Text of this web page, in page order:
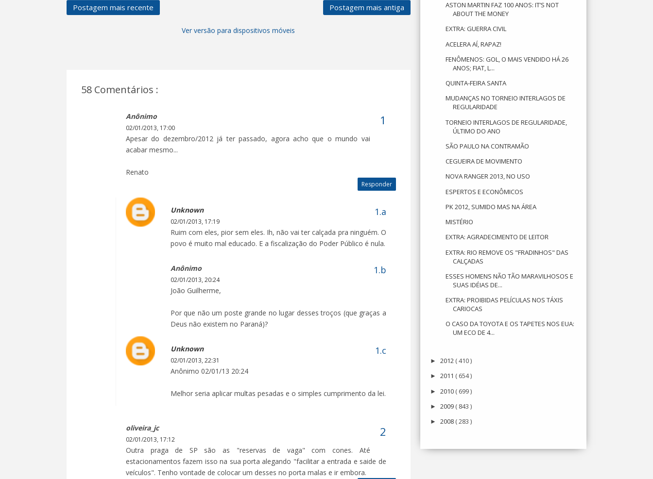
Postagem mais recente Postagem mais antiga
Ver versão para dispositivos móveis
58 Comentários :
Anônimo
02/01/2013, 17:00
Apesar do dezembro/2012 já ter passado, agora acho que o mundo vai
acabar mesmo...
Renato
Responder
Unknown
02/01/2013, 17:19
Ruim com eles, pior sem eles. Ih, não vai ter calçada pra ninguém. O
povo é muito mal educado. E a fiscalização do Poder Público é nula.
Anônimo
02/01/2013, 20:24
João Guilherme,
Por que não um poste grande no lugar desses troços (que graças a
Deus não existem no Paraná)?
Unknown
02/01/2013, 22:31
Anônimo 02/01/13 20:24
Melhor seria aplicar multas pesadas e o simples cumprimento da lei.
oliveira_jc
02/01/2013, 17:12
Outra praga de SP são as "reservas de vaga" com cones. Até
estacionamentos fazem isso na sua porta alegando "facilitar a entrada e saide de
veículos". Tenho vontade de colocar um desses no porta malas e ir embora.
ASTON MARTIN FAZ 100 ANOS: IT’S NOT
ABOUT THE MONEY
EXTRA: GUERRA CIVIL
ACELERA AÍ, RAPAZ!
FENÔMENOS: GOL, O MAIS VENDIDO HÁ 26
ANOS; FIAT, L...
QUINTA-FEIRA SANTA
MUDANÇAS NO TORNEIO INTERLAGOS DE
REGULARIDADE
TORNEIO INTERLAGOS DE REGULARIDADE,
ÚLTIMO DO ANO
SÃO PAULO NA CONTRAMÃO
CEGUEIRA DE MOVIMENTO
NOVA RANGER 2013, NO USO
ESPERTOS E ECONÔMICOS
PK 2012, SUMIDO MAS NA ÁREA
MISTÉRIO
EXTRA: AGRADECIMENTO DE LEITOR
EXTRA: RIO REMOVE OS "FRADINHOS" DAS
CALÇADAS
ESSES HOMENS NÃO TÃO MARAVILHOSOS E
SUAS IDÉIAS DE...
EXTRA: PROIBIDAS PELÍCULAS NOS TÁXIS
CARIOCAS
O CASO DA TOYOTA E OS TAPETES NOS EUA:
UM ECO DE 4...
► 2012 ( 410 )
► 2011 ( 654 )
► 2010 ( 699 )
► 2009 ( 843 )
► 2008 ( 283 )